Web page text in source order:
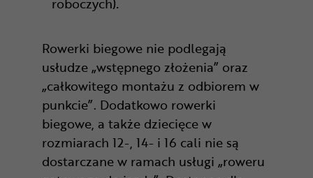
Rowerki biegowe nie podlegają
usłudze „wstępnego złożenia” oraz
„całkowitego montażu z odbiorem w
punkcie”. Dodatkowo rowerki
biegowe, a także dziecięce w
rozmiarach 12-, 14- i 16 cali nie są
dostarczane w ramach usługi „roweru